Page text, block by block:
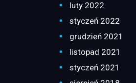
luty 2022
styczeń 2022
grudzień 2021
listopad 2021
styczeń 2021